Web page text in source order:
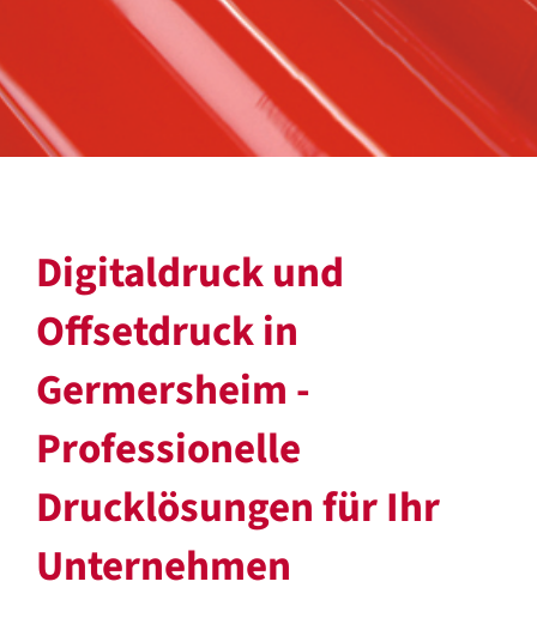
Digitaldruck und
Offsetdruck in
Germersheim -
Professionelle
Drucklösungen für Ihr
Unternehmen